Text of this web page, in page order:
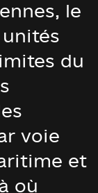
le
unités
du
voie
et
où